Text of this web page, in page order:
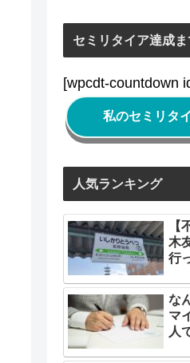
セミリタイア達成
[wpcdt-countdown
私のセミリタ
人気ランキング
【
木
行
な
マ
人